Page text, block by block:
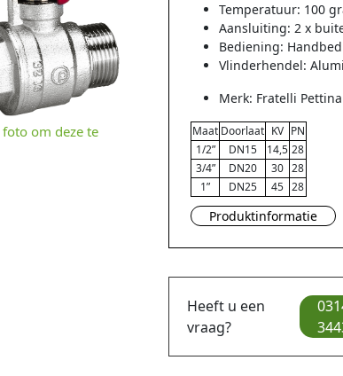
om deze te
Temperatuur: 100
Aansluiting: 2 x
Bediening:
Vlinderhendel:
Merk: Fratelli
Maat Doorlaat KV PN
1/2”
DN15 14,5 28
3/4”
DN20 30 28
1”
DN25 45 28
Produktinformatie
Heeft u een
vraag?